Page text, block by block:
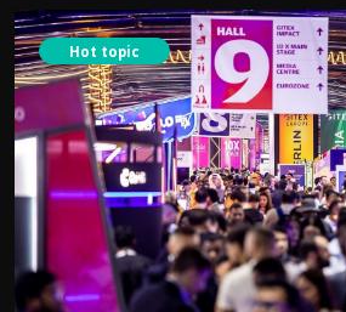
Hot topic